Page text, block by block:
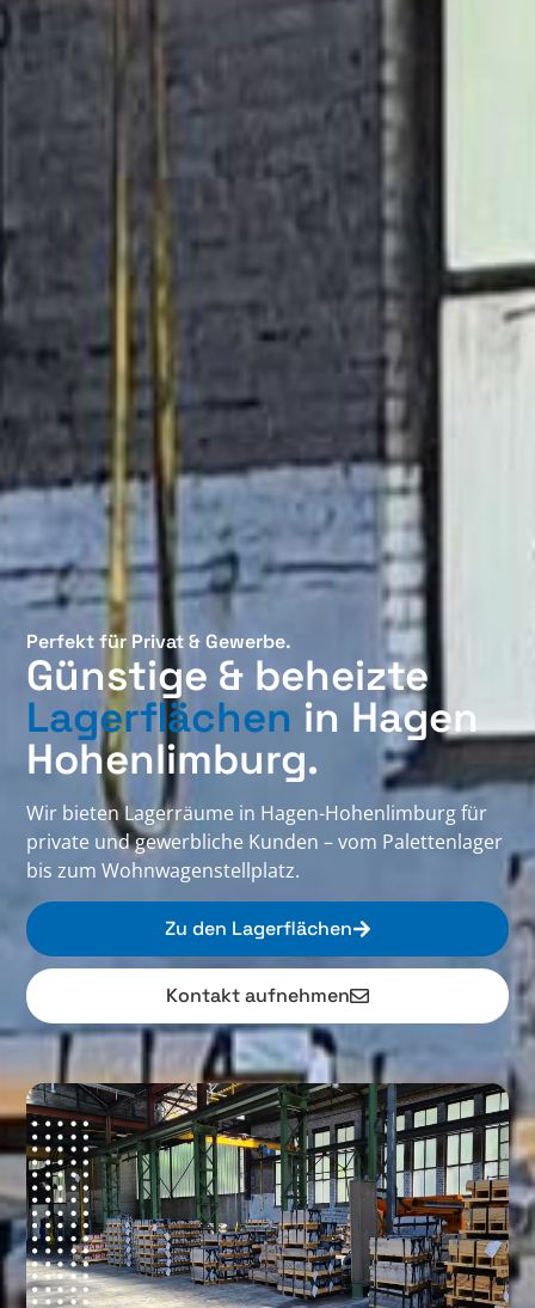
Perfekt für Privat & Gewerbe.
Günstige & beheizte
Lagerflächen in Hagen
Hohenlimburg.
Wir bieten Lagerräume in Hagen-Hohenlimburg für
private und gewerbliche Kunden – vom Palettenlager
bis zum Wohnwagenstellplatz.
Zu den Lagerflächen
Kontakt aufnehmen